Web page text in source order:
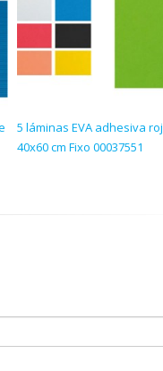
5 láminas EVA adhesiva
40x60 cm Fixo 00037551